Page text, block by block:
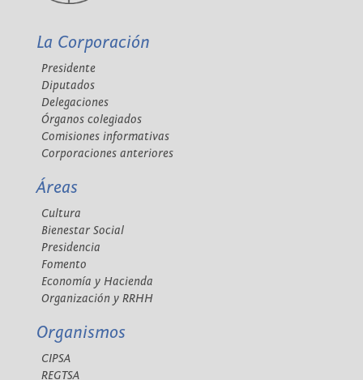
La Corporación
Presidente
Diputados
Delegaciones
Órganos colegiados
Comisiones informativas
Corporaciones anteriores
Áreas
Cultura
Bienestar Social
Presidencia
Fomento
Economía y Hacienda
Organización y RRHH
Organismos
CIPSA
REGTSA